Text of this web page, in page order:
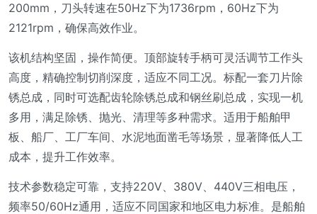
200mm，刀头转速在50Hz下为1736rpm，60Hz下为
2121rpm，确保高效作业。
该机结构坚固，操作简便。顶部旋转手柄可灵活调节工作头
高度，精确控制切削深度，适应不同工况。标配一套刀片除
锈总成，同时可选配齿轮除锈总成和钢丝刷总成，实现一机
多用，满足除锈、抛光、清理等多种需求。适用于船舶甲
板、船厂、工厂车间、水泥地面凿毛等场景，显著降低人工
成本，提升工作效率。
技术参数稳定可靠，支持220V、380V、440V三相电压，
频率50/60Hz通用，适应不同国家和地区电力标准。是船舶